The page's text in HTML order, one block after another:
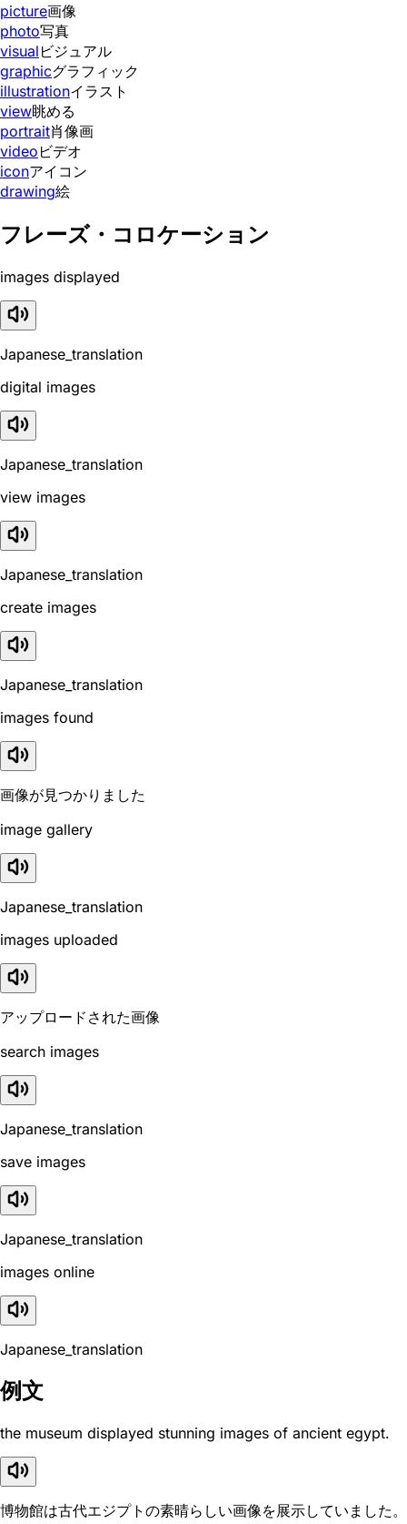
picture画像
photo写真
visual ビジュアル
graphicグラフィック
illustrationイラスト
view眺める
portrait肖像画
video ビデオ
iconアイコン
drawing絵
フレーズ・コロケーション
images displayed
Japanese_translation
digital images
Japanese_translation
view images
Japanese_translation
create images
Japanese_translation
images found
画像が見つかりました
image gallery
Japanese_translation
images uploaded
アップロードされた画像
search images
Japanese_translation
save images
Japanese_translation
images online
Japanese_translation
例文
the museum displayed stunning images of ancient egypt.
博物館は古代エジプトの素晴らしい画像を展示していました。